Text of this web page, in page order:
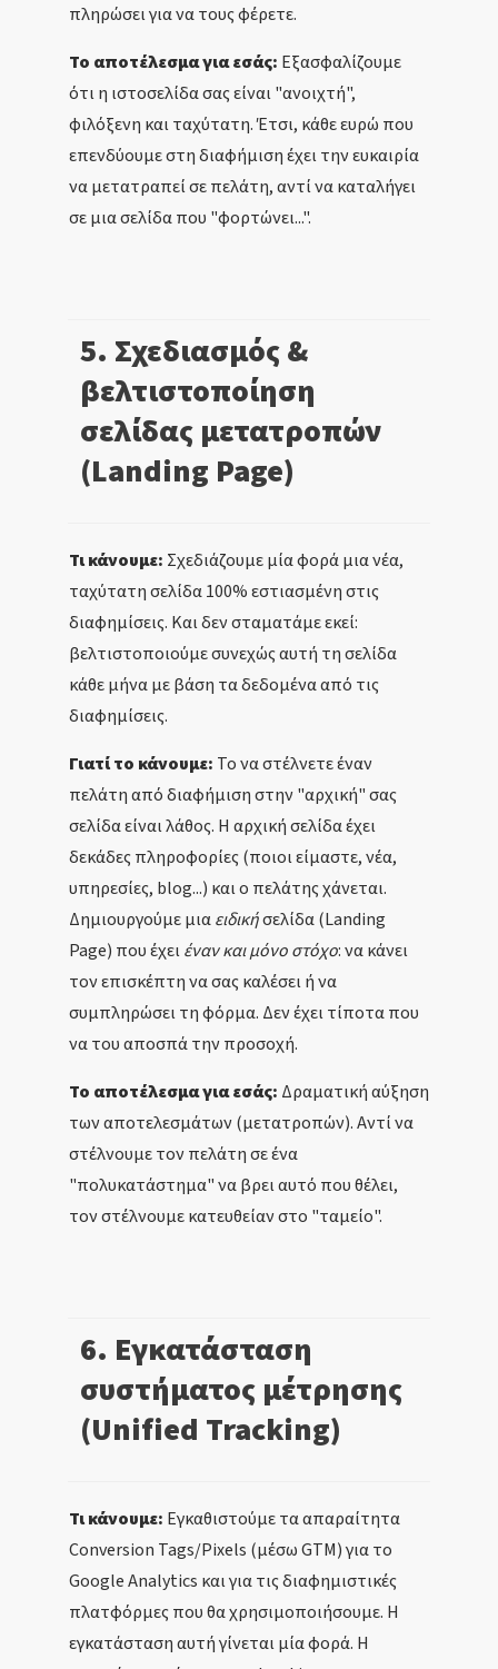
πληρώσει για να τους φέρετε.
Το αποτέλεσμα για εσάς: Εξασφαλίζουμε
ότι η ιστοσελίδα σας είναι "ανοιχτή",
φιλόξενη και ταχύτατη. Έτσι, κάθε ευρώ που
επενδύουμε στη διαφήμιση έχει την ευκαιρία
να μετατραπεί σε πελάτη, αντί να καταλήγει
σε μια σελίδα που "φορτώνει...".
5. Σχεδιασμός &
βελτιστοποίηση
σελίδας μετατροπών
(Landing Page)
Τι κάνουμε: Σχεδιάζουμε μία φορά μια νέα,
ταχύτατη σελίδα 100% εστιασμένη στις
διαφημίσεις. Και δεν σταματάμε εκεί:
βελτιστοποιούμε συνεχώς αυτή τη σελίδα
κάθε μήνα με βάση τα δεδομένα από τις
διαφημίσεις.
Γιατί το κάνουμε: Το να στέλνετε έναν
πελάτη από διαφήμιση στην "αρχική" σας
σελίδα είναι λάθος. Η αρχική σελίδα έχει
δεκάδες πληροφορίες (ποιοι είμαστε, νέα,
υπηρεσίες, blog...) και ο πελάτης χάνεται.
Δημιουργούμε μιαειδικήσελίδα (Landing
Page) που έχειέναν και μόνο στόχο: να κάνει
τον επισκέπτη να σας καλέσει ή να
συμπληρώσει τη φόρμα. Δεν έχει τίποτα που
να του αποσπά την προσοχή.
Το αποτέλεσμα για εσάς: Δραματική αύξηση
των αποτελεσμάτων (μετατροπών). Αντί να
στέλνουμε τον πελάτη σε ένα
"πολυκατάστημα" να βρει αυτό που θέλει,
τον στέλνουμε κατευθείαν στο "ταμείο".
6. Εγκατάσταση
συστήματος μέτρησης
(Unified Tracking)
Τι κάνουμε: Εγκαθιστούμε τα απαραίτητα
Conversion Tags/Pixels (μέσω GTM) για το
Google Analytics και για τις διαφημιστικές
πλατφόρμες που θα χρησιμοποιήσουμε. Η
εγκατάσταση αυτή γίνεται μία φορά. Η